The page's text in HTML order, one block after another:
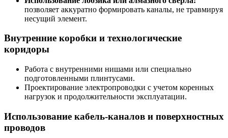
позволяет аккуратно формировать каналы, не травмируя
несущий элемент.
Внутренние коробки и технологические
коридоры
Работа с внутренними нишами или специально
подготовленными плинтусами.
Проектирование электропроводки с учетом коренных
нагрузок и продолжительности эксплуатации.
Использование кабель-каналов и поверхностных
проводов